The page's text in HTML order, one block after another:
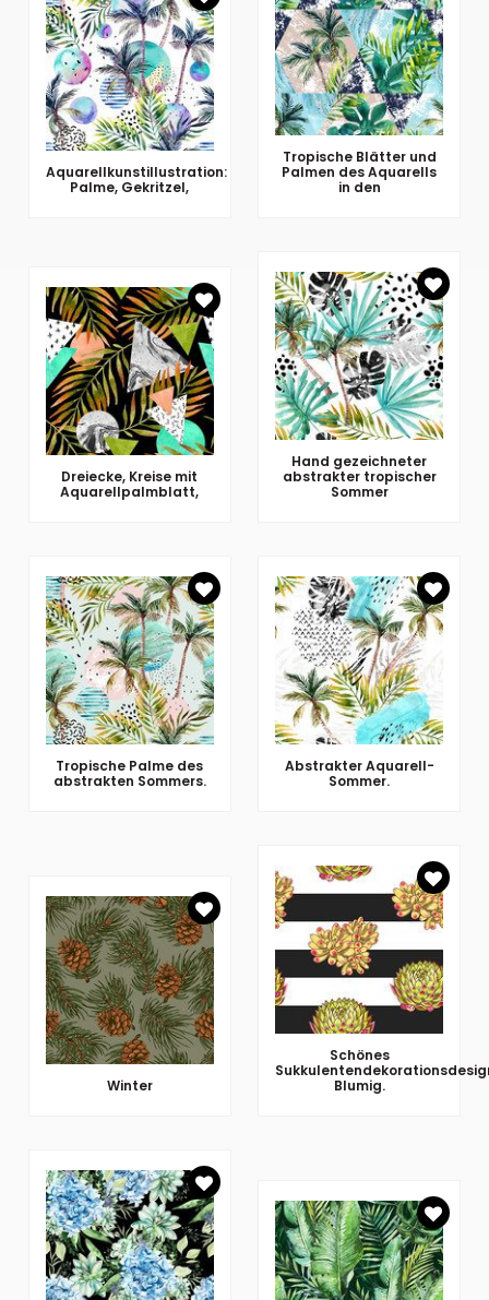
Aquarellkunstillustration:
Palme, Gekritzel,
Tropische Blätter und
Palmen des Aquarells
in den
Dreiecke, Kreise mit
Aquarellpalmblatt,
Hand gezeichneter
abstrakter tropischer
Sommer
Tropische Palme des
abstrakten Sommers.
Abstrakter Aquarell-
Sommer.
Winter
Schönes
Blumig.